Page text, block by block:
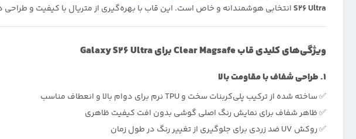
S26 Ultraانتخابی هوشمندانه و خاص است. این قاب با بهره‌گیری از متریال با کیفیت و
ویژگی‌های کلیدی قاب Clear Magsafe برای Galaxy S26 Ultra
1. طراحی شفاف با مقاومت بالا
✅ ساخته شده از ترکیب پلی‌کربنات سخت و TPU نرم برای دوام بالا و انعطاف مناسب
✅ ظاهر شفاف برای نمایش رنگ اصلی گوشی بدون افت کیفیت ظاهری
✅ روکش UV ضد زردی برای جلوگیری از تغییر رنگ در طول زمان